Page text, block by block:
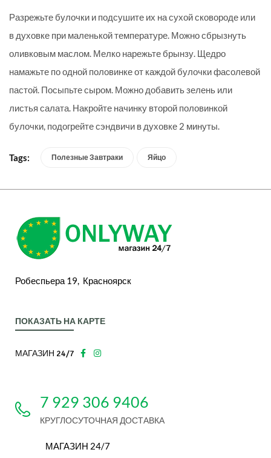
Разрежьте булочки и подсушите их на сухой сковороде или
в духовке при маленькой температуре. Можно сбрызнуть
оливковым маслом. Мелко нарежьте брынзу. Щедро
намажьте по одной половинке от каждой булочки фасолевой
пастой. Посыпьте сыром. Можно добавить зелень или
листья салата. Накройте начинку второй половинкой
булочки, подогрейте сэндвичи в духовке 2 минуты.
Tags: Полезные Завтраки Яйцо
Робеспьера 19, Красноярск
ПОКАЗАТЬ НА КАРТЕ
МАГАЗИН 24/7
7 929 306 9406
КРУГЛОСУТОЧНАЯ ДОСТАВКА
МАГАЗИН 24/7